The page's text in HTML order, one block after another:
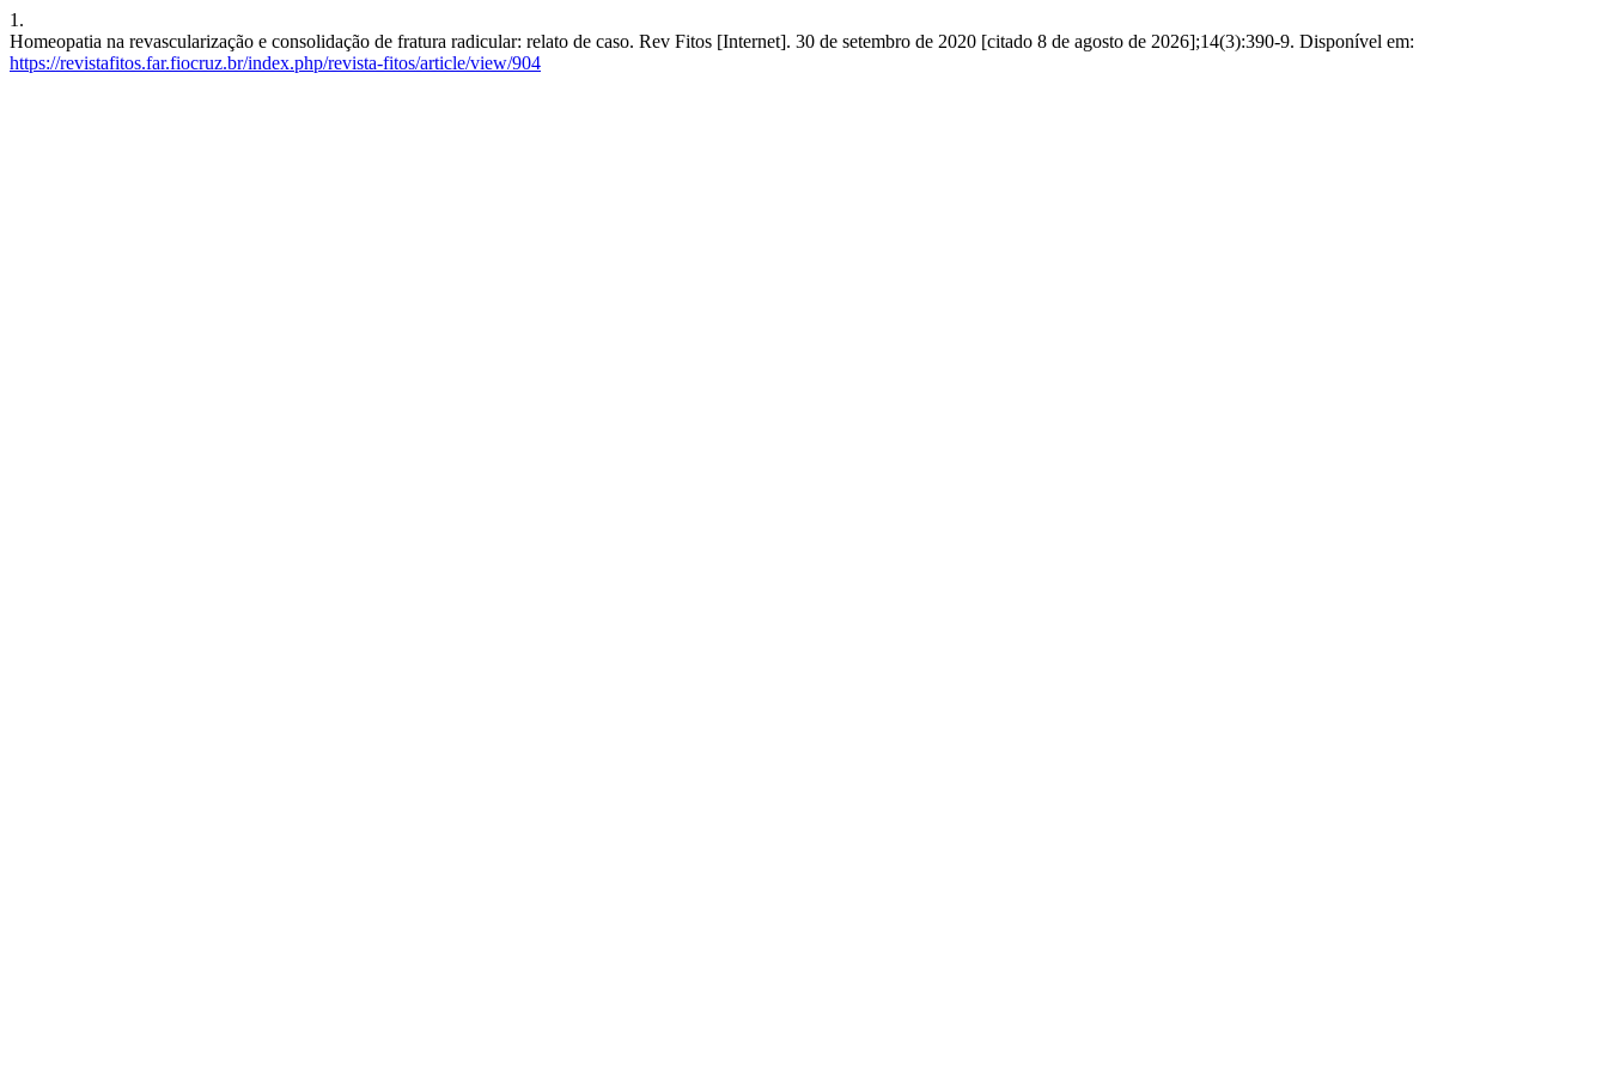
1.
Homeopatia na revascularização e consolidação de fratura radicular: relato de caso. Rev Fitos [Internet]. 30 de setembro de 2020 [citado 8 de agosto de 2026];14(3):390-9. Disponível em:
https://revistafitos.far.fiocruz.br/index.php/revista-fitos/article/view/904